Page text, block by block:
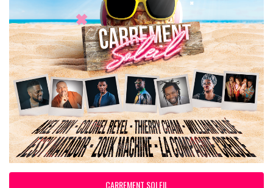
CARREMENT SOLEIL